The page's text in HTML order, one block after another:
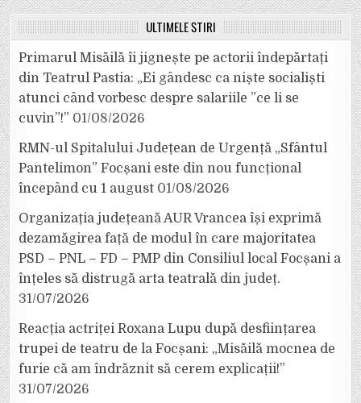
ULTIMELE ȘTIRI
Primarul Misăilă îi jignește pe actorii îndepărtați
din Teatrul Pastia: „Ei gândesc ca niște socialiști
atunci când vorbesc despre salariile ”ce li se
cuvin”!” 01/08/2026
RMN-ul Spitalului Județean de Urgență „Sfântul
Pantelimon” Focșani este din nou funcțional
începând cu 1 august 01/08/2026
Organizația județeană AUR Vrancea își exprimă
dezamăgirea față de modul în care majoritatea
PSD – PNL – FD – PMP din Consiliul local Focșani a
înțeles să distrugă arta teatrală din județ.
31/07/2026
Reacția actriței Roxana Lupu după desființarea
trupei de teatru de la Focșani: „Misăilă mocnea de
furie că am îndrăznit să cerem explicații!”
31/07/2026